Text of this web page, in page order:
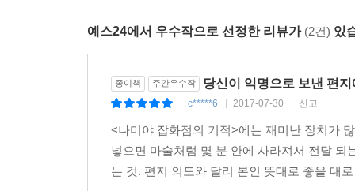
……
앞으로 삼십 년만 지나보세요. 그런 태평한 소리
취직이 될까 말까 하는 시대가 옵니다. 틀림없이 와
_본문 126쪽
하지만 처음에는 비꼬는 듯한 말투에 반감을 가
기적은 여기서 그치지 않는다. 고민 상담을 해
셈이다. 다른 사람의 일을 내 일처럼 여기고 고민
예스24에서 우수작으로 선정한 리뷰가 (2건) 있
종이책 주간우수작 당신이 익명으로 보낸 편
c*****6 2017-07-30 신고
<나미야 잡화점의 기적>에는 재미난 장치가
넣으면 마술처럼 몇 분 안에 사라져서 전달
는 것. 편지 의도와 달리 본인 뜻대로 좋을 대